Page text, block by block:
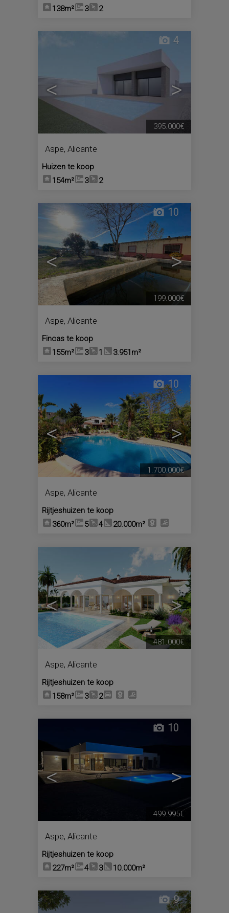
138m²
3 2
< >
4
Aspe, Alicante
Huizen te koop
154m²
3 2
395.000€
< >
10
Aspe, Alicante
Fincas te koop
155m²
3 1 3.951m²
199.000€
< >
10
Aspe, Alicante
Rijtjeshuizen te koop
360m²
5 4 20.000m²
1.700.000€
< >
10
Aspe, Alicante
Rijtjeshuizen te koop
158m²
3 2
481.000€
< >
10
Aspe, Alicante
Rijtjeshuizen te koop
227m²
4 3 10.000m²
499.995€
9